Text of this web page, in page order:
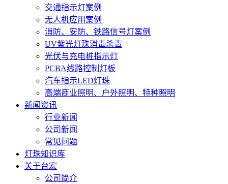
交通指示灯案例
无人机应用案例
消防、安防、铁路信号灯案例
UV紫光灯珠消毒杀毒
光伏与充电桩指示灯
PCBA线路控制灯板
汽车指示LED灯珠
高端商业照明、户外照明、特种照明
新闻资讯
行业新闻
公司新闻
常见问题
灯珠知识库
关于台宏
公司简介